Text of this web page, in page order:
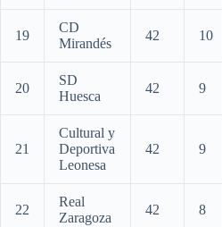
19
CD
Mirandés
42 10
20
SD
Huesca
42 9
21
Cultural y
Deportiva
Leonesa
42 9
22
Real
Zaragoza
42 8